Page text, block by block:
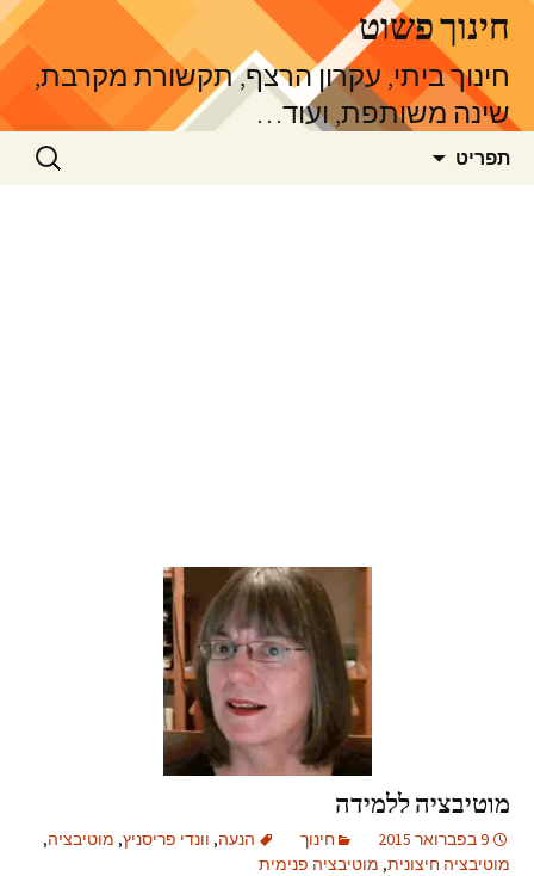
לדלג
לתוכןחינוך פשוט
חינוך ביתי, עקרון הרצף, תקשורת מקרבת,
שינה משותפת, ועוד…
תפריט חיפוש:
מוטיבציה ללמידה
9 בפברואר 2015 חינוך הנעה, וונדי פריסניץ, מוטיבציה,
מוטיבציה חיצונית, מוטיבציה פנימית